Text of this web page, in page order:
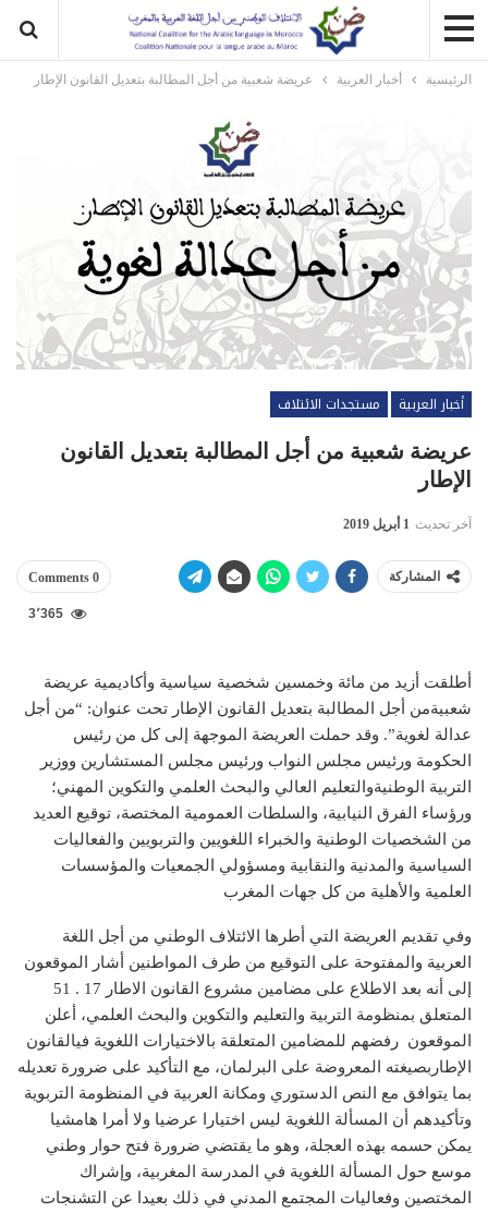
الرئيسية أخبار العربية عريضة شعبية من أجل المطالبة بتعديل القانون الإطار
أخبار العربية
مستجدات الائتلاف
عريضة شعبية من أجل المطالبة بتعديل القانون
الإطار
آخر تحديث 1 أبريل 2019
المشاركة 0 Comments
3٬365
أطلقت أزيد من مائة وخمسين شخصية سياسية وأكاديمية عريضة
شعبيةمن أجل المطالبة بتعديل القانون الإطار تحت عنوان: “من أجل
عدالة لغوية”. وقد حملت العريضة الموجهة إلى كل من رئيس
الحكومة ورئيس مجلس النواب ورئيس مجلس المستشارين ووزير
التربية الوطنيةوالتعليم العالي والبحث العلمي والتكوين المهني؛
ورؤساء الفرق النيابية، والسلطات العمومية المختصة، توقيع العديد
من الشخصيات الوطنية والخبراء اللغويين والتربويين والفعاليات
السياسية والمدنية والنقابية ومسؤولي الجمعيات والمؤسسات
العلمية والأهلية من كل جهات المغرب
وفي تقديم العريضة التي أطرها الائتلاف الوطني من أجل اللغة
العربية والمفتوحة على التوقيع من طرف المواطنين أشار الموقعون
إلى أنه بعد الاطلاع على مضامين مشروع القانون الاطار 17 . 51
المتعلق بمنظومة التربية والتعليم والتكوين والبحث العلمي، أعلن
الموقعون رفضهم للمضامين المتعلقة بالاختيارات اللغوية فيالقانون
الإطاربصيغته المعروضة على البرلمان، مع التأكيد على ضرورة تعديله
بما يتوافق مع النص الدستوري ومكانة العربية في المنظومة التربوية
وتأكيدهم أن المسألة اللغوية ليس اختيارا عرضيا ولا أمرا هامشيا
يمكن حسمه بهذه العجلة، وهو ما يقتضي ضرورة فتح حوار وطني
موسع حول المسألة اللغوية في المدرسة المغربية، وإشراك
المختصين وفعاليات المجتمع المدني في ذلك بعيدا عن التشنجات